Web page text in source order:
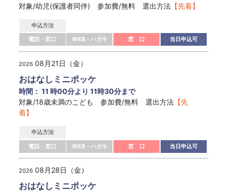
対象/幼児(保護者同伴) 参加費/無料 選出方法 【先着】
申込方法
電話・窓口
WEB・ハガキ 窓 口 当日申込可
2026 08月21日（金）
おはなしミニポッケ
時間： 11 時00分より 11時30分まで
対象/18歳未満のこども 参加費/無料 選出方法 【先
着】
申込方法
電話・窓口
WEB・ハガキ 窓 口 当日申込可
2026 08月28日（金）
おはなしミニポッケ